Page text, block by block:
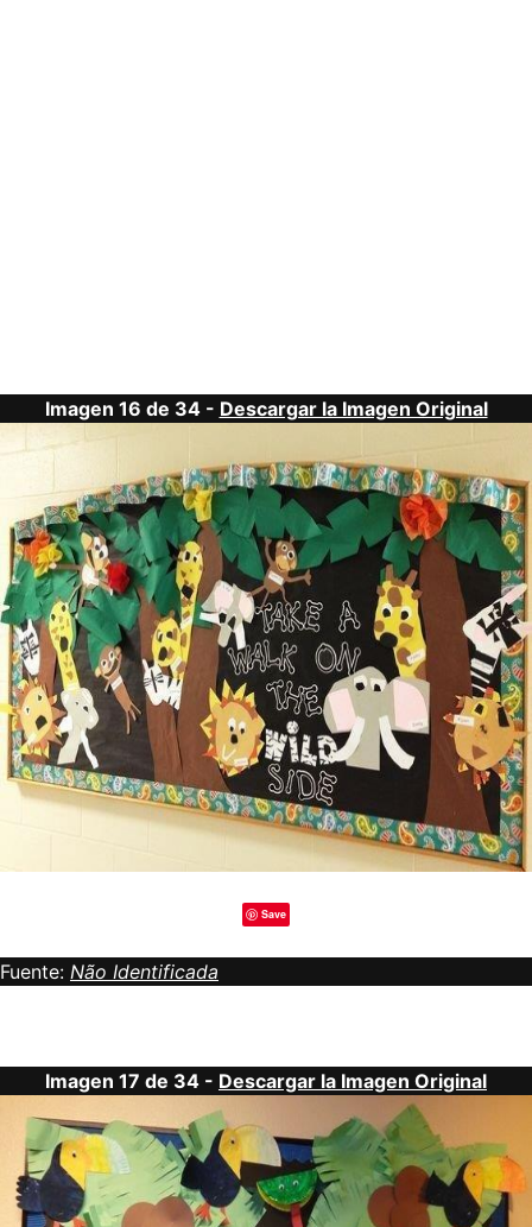
Imagen 16 de 34 - Descargar la Imagen Original
Save
Fuente: Não Identificada
Imagen 17 de 34 - Descargar la Imagen Original